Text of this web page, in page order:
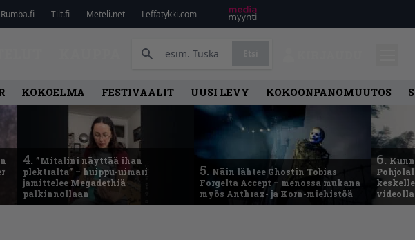
Rumba.fi Tilt.fi Meteli.net Leffatykki.com
KOKOELMA FESTIVAALIT UUSI LEVY KOKOONPANOMUUTOS
4. ”Mitalini näyttää ihan
plektralta” – huippu-uimari
jamittelee Megadethiä
palkinnollaan
5. Näin lähtee Ghostin Tobias
Forgelta Accept – menossa mukana
myös Anthrax- ja Korn-miehistöä
6.